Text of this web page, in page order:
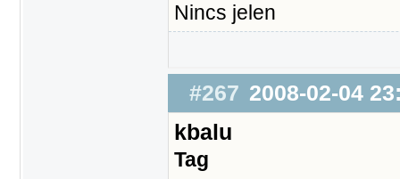
Nincs jelen
#267 2008-02-04
kbalu
Tag